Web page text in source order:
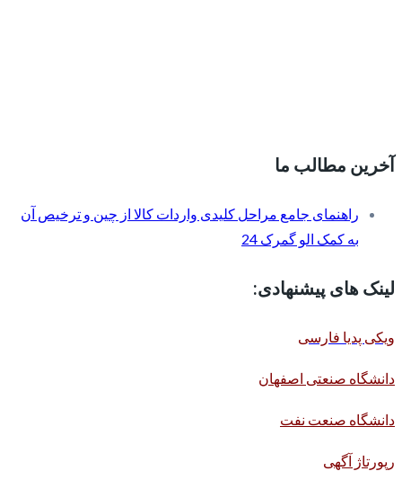
آخرین مطالب ما
راهنمای جامع مراحل کلیدی واردات کالا از چین و ترخیص آن
به کمک الو گمرک 24
لینک های پیشنهادی:
ویکی پدیا فارسی
دانشگاه صنعتی اصفهان
دانشگاه صنعت نفت
رپورتاژ آگهی